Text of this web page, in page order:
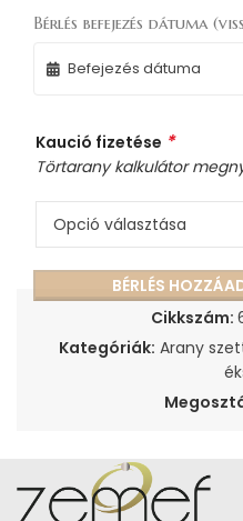
Bérlés befejezés dátuma
Kaució fizetése *
Törtarany kalkulátor
BÉRLÉS
Cikkszám:
Kategóriák: Arany